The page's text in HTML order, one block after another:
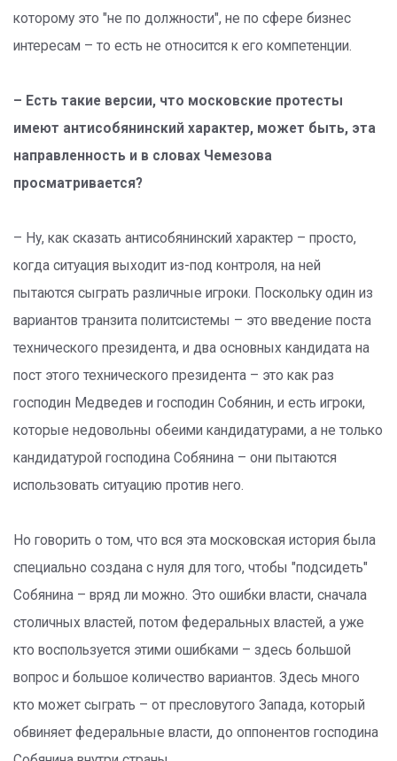
которому это "не по должности", не по сфере бизнес
интересам – то есть не относится к его компетенции.
– Есть такие версии, что московские протесты
имеют антисобянинский характер, может быть, эта
направленность и в словах Чемезова
просматривается?
– Ну, как сказать антисобянинский характер – просто,
когда ситуация выходит из-под контроля, на ней
пытаются сыграть различные игроки. Поскольку один из
вариантов транзита политсистемы – это введение поста
технического президента, и два основных кандидата на
пост этого технического президента – это как раз
господин Медведев и господин Собянин, и есть игроки,
которые недовольны обеими кандидатурами, а не только
кандидатурой господина Собянина – они пытаются
использовать ситуацию против него.
Но говорить о том, что вся эта московская история была
специально создана с нуля для того, чтобы "подсидеть"
Собянина – вряд ли можно. Это ошибки власти, сначала
столичных властей, потом федеральных властей, а уже
кто воспользуется этими ошибками – здесь большой
вопрос и большое количество вариантов. Здесь много
кто может сыграть – от пресловутого Запада, который
обвиняет федеральные власти, до оппонентов господина